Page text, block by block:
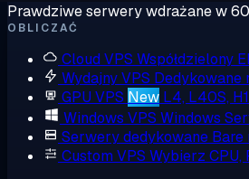
Prawdziwe serwery wdrażane w
OBLICZAĆ
Cloud VPS Współdzielony
Wydajny VPS Dedykowane
GPU VPS New L4, L40S,
Windows VPS Windows
Serwery dedykowane Bare
Custom VPS Wybierz